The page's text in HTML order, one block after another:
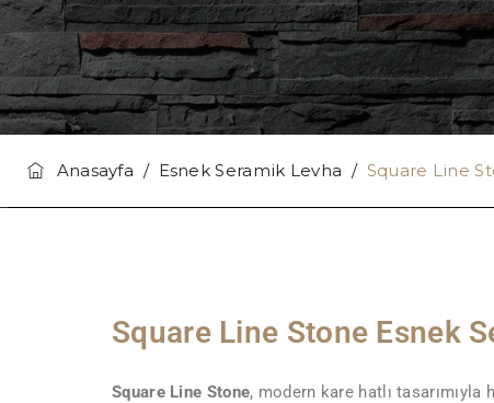
Anasayfa / Esnek Seramik Levha / Square Line
Square Line Stone Esnek
Square Line Stone, modern kare hatlı